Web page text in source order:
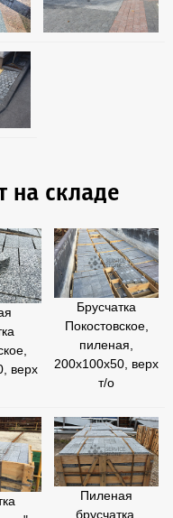
на складе
верх
Брусчатка
Покостовское,
пиленая,
200х100х50, верх
т/о
Пиленая
брусчатка,